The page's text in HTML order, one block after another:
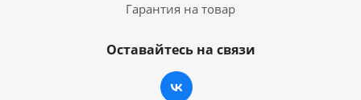
Гарантия на товар
Оставайтесь на связи